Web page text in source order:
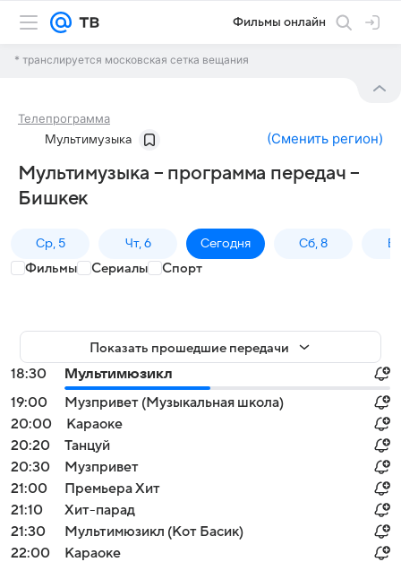
Фильмы онлайн
* транслируется московская сетка вещания
Телепрограмма
Мультимузыка (Сменить регион)
Мультимузыка – программа передач –
Бишкек
Ср, 5 Чт, 6 Сегодня Сб, 8
Фильмы Сериалы Спорт
Показать прошедшие передачи
18:30
Мультимюзикл
19:00
Музпривет (Музыкальная школа)
20:00
Караоке
20:20
Танцуй
20:30
Музпривет
21:00
Премьера Хит
21:10
Хит-парад
21:30
Мультимюзикл (Кот Басик)
22:00
Караоке